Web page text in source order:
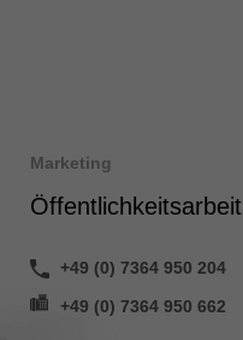
Marketing
Öffentlichkeitsarbeit
+49 (0) 7364 950 204
+49 (0) 7364 950 662